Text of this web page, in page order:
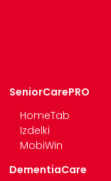
SeniorCarePRO
HomeTab
Izdelki
MobiWin
DementiaCare